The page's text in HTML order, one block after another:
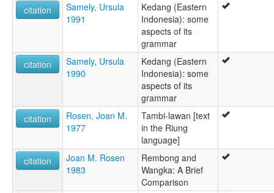
citation
Samely, Ursula
1991
Kedang (Eastern
Indonesia): some
aspects of its
grammar
citation
Samely, Ursula
1990
Kedang (Eastern
Indonesia): some
aspects of its
grammar
citation
Rosen, Joan M.
1977
Tambi-lawan [text
in the Riung
language]
citation
Joan M. Rosen
1983
Rembong and
Wangka: A Brief
Comparison